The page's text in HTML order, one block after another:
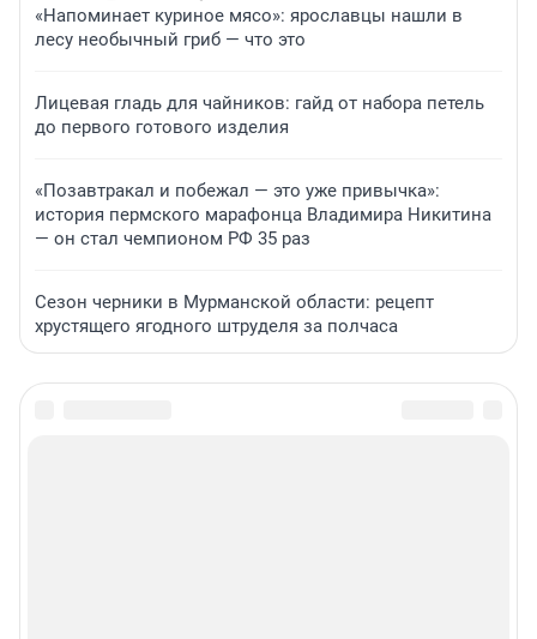
«Напоминает куриное мясо»: ярославцы нашли в
лесу необычный гриб — что это
Лицевая гладь для чайников: гайд от набора петель
до первого готового изделия
«Позавтракал и побежал — это уже привычка»:
история пермского марафонца Владимира Никитина
— он стал чемпионом РФ 35 раз
Сезон черники в Мурманской области: рецепт
хрустящего ягодного штруделя за полчаса